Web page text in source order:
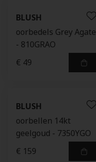
BLUSH
oorbedels Grey Agate
- 810GRAO
€ 49
BLUSH
oorbellen 14kt
geelgoud - 7350YGO
€ 159